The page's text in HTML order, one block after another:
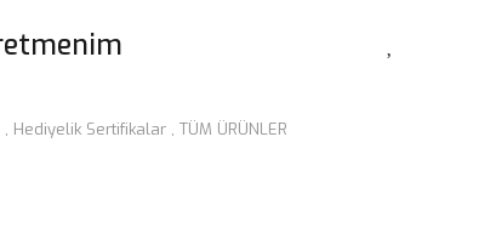
, Hediyelik Sertifikalar , TÜM ÜRÜNLER